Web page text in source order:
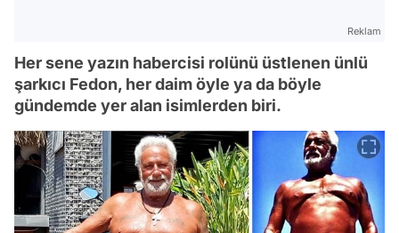
Reklam
Her sene yazın habercisi rolünü üstlenen ünlü
şarkıcı Fedon, her daim öyle ya da böyle
gündemde yer alan isimlerden biri.